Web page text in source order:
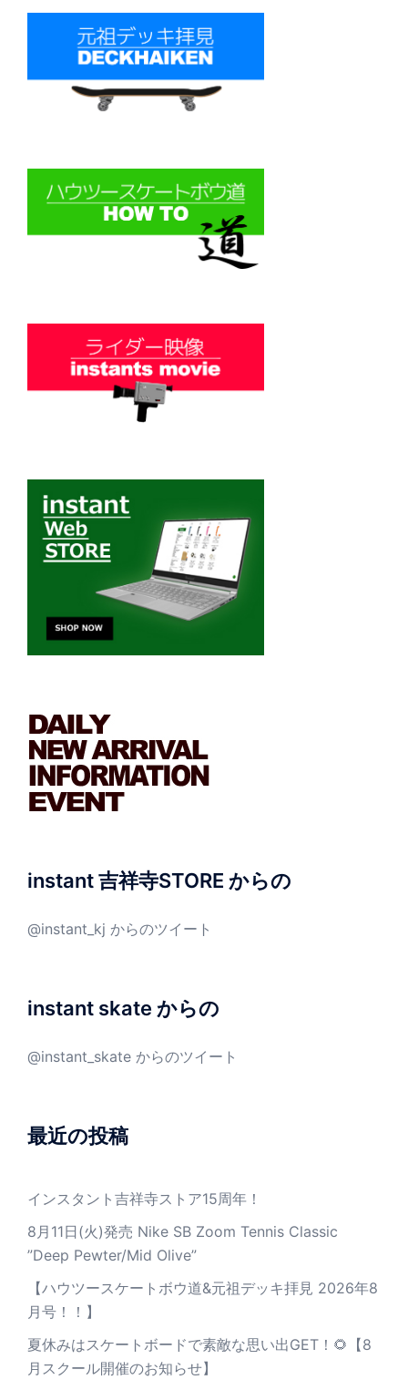
instant 吉祥寺STORE からの
@instant_kj からのツイート
instant skate からの
@instant_skate からのツイート
最近の投稿
インスタント吉祥寺ストア15周年！
8月11日(火)発売 Nike SB Zoom Tennis Classic
”Deep Pewter/Mid Olive”
【ハウツースケートボウ道&元祖デッキ拝見 2026年8
月号！！】
夏休みはスケートボードで素敵な思い出GET！🌻【8
月スクール開催のお知らせ】